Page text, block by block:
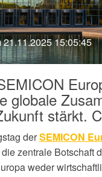
15:05:45
globale
stärkt.
derSEMICON
zentrale Botschaft
weder